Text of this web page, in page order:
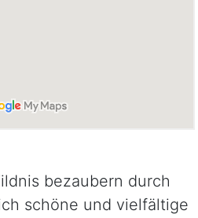
bezaubern durch
schöne und vielfältige